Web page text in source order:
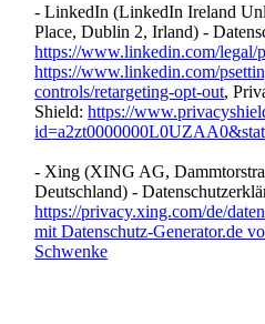
- LinkedIn (LinkedIn Ireland
Place, Dublin 2, Irland) -
https://www.linkedin.com/legal/
https://www.linkedin.com/
controls/retargeting-opt-out,
Shield:https://
- Xing (XING AG,
Deutschland) -
https://privacy.xing.com/de/
mit Datenschutz-Generator.de
Schwenke